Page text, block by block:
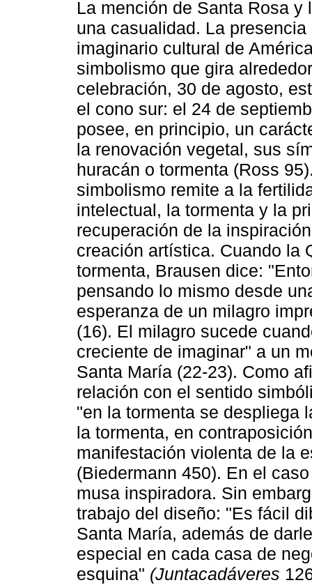
La mención de Santa Rosa
una casualidad. La
imaginario cultural de
simbolismo que gira
celebración, 30 de agosto,
el cono sur: el 24 de
posee, en principio, un
la renovación vegetal, sus
huracán o tormenta (Ross
simbolismo remite a la
intelectual, la tormenta y la
recuperación de la
creación artística. Cuando la
tormenta, Brausen dice:
pensando lo mismo desde
esperanza de un milagro
(16). El milagro sucede
creciente de imaginar" a un
Santa María (22-23). Como
relación con el sentido
"en la tormenta se despliega
la tormenta, en
manifestación violenta de la
(Biedermann 450). En el
musa inspiradora. Sin
trabajo del diseño: "Es fácil
Santa María, además de
especial en cada casa de
esquina" (Juntacadáveres